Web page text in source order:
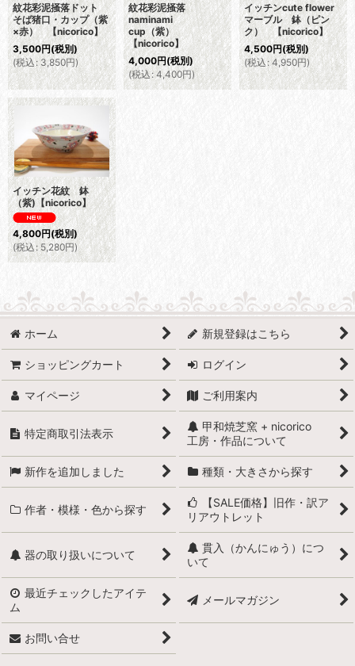
紋花彩泥掻落ドット
そば猪口・カップ（紫
×赤） 【nicorico】
3,500円(税別)
(税込 : 3,850円)
紋花彩泥掻落
naminami
cup（紫）
【nicorico】
4,000円(税別)
(税込: 4,400円)
イッチンcute flower
マーブル 鉢（ピン
ク） 【nicorico】
4,500円(税別)
(税込: 4,950円)
イッチン花紋 鉢
（紫)【nicorico】
4,800円(税別)
(税込: 5,280円)
ホーム 新規登録はこちら
ショッピングカート ログイン
マイページ ご利用案内
特定商取引法表示
甲和焼芝窯 + nicorico
工房・作品について
新作を追加しました 種類・大きさから探す
作者・模様・色から探す
【SALE価格】旧作・訳ア
リアウトレット
器の取り扱いについて
貫入（かんにゅう）につ
いて
最近チェックしたアイテ
ム
メールマガジン
お問い合せ